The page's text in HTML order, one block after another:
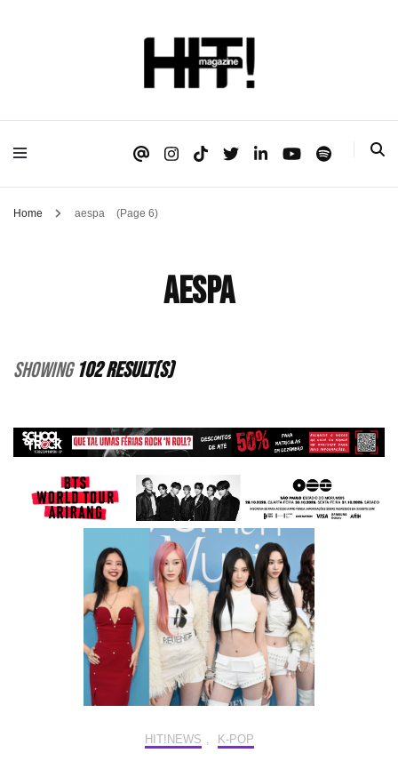
HIT!Magazine
Home aespa (Page 6)
aespa
Showing102 Result(s)
HIT!NEWS K-POP